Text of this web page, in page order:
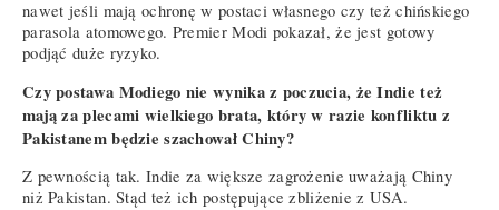
nawet jeśli mają ochronę w postaci własnego czy też chińskiego
parasola atomowego. Premier Modi pokazał, że jest gotowy
podjąć duże ryzyko.
Czy postawa Modiego nie wynika z poczucia, że Indie też
mają za plecami wielkiego brata, który w razie konfliktu z
Pakistanem będzie szachował Chiny?
Z pewnością tak. Indie za większe zagrożenie uważają Chiny
niż Pakistan. Stąd też ich postępujące zbliżenie z USA.